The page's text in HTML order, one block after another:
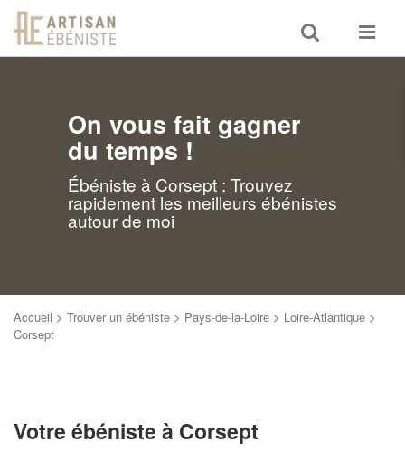
Toggle
search
Toggle
On vous fait gagner
du temps !
Ébéniste à Corsept : Trouvez
rapidement les meilleurs ébénistes
autour de moi
Accueil > Trouver un ébéniste > Pays-de-la-Loire > Loire-Atlantique >
Corsept
Votre ébéniste à Corsept